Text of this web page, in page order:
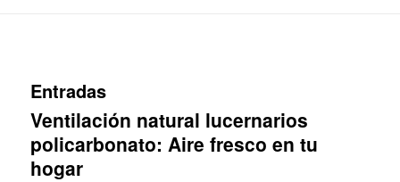
Entradas
Ventilación natural lucernarios
policarbonato: Aire fresco en tu
hogar